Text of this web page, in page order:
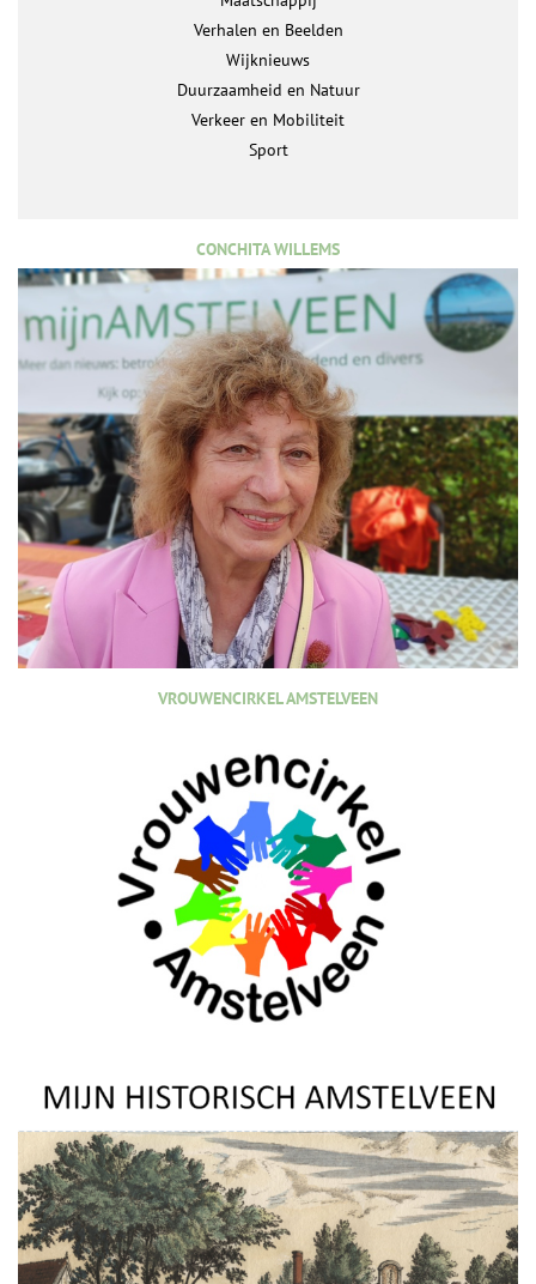
Verhalen en Beelden
Wijknieuws
Duurzaamheid en Natuur
Verkeer en Mobiliteit
Sport
CONCHITA WILLEMS
VROUWENCIRKEL AMSTELVEEN